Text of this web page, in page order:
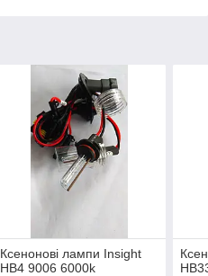
Ксенонові лампи Insight
HB4 9006 6000k